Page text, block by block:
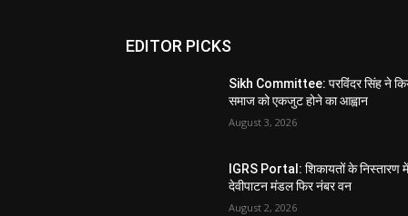
EDITOR PICKS
Sikh Committee: परविंदर सिंह ने
समाज को एकजुट होने का आह्वान
August 3, 2026
IGRS Portal: शिकायतों के निस्तारण
देवीपाटन मंडल फिर नंबर वन
August 2, 2026